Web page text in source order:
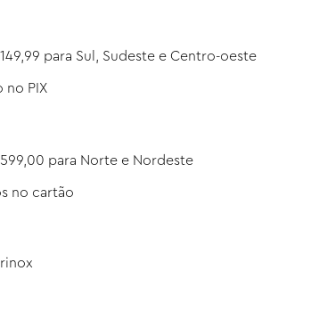
para Sul, Sudeste e Centro-oeste
no PIX
599,00 para Norte e Nordeste
no cartão